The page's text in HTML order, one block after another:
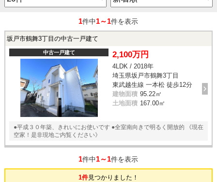
1件中1～1件を表示
坂戸市鶴舞3丁目の中古一戸建て
中古一戸建て 2,100万円
4LDK / 2018年
埼玉県坂戸市鶴舞3丁目
東武越生線 一本松 徒歩12分
建物面積 95.22㎡
土地面積 167.00㎡
●平成３０年築、きれいにお使いです ●全室南向きで明るく開放的 《現在
空家！是非現地ご内覧ください》
1件中1～1件を表示
1件見つかりました！